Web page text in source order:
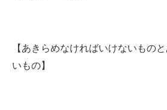
【あきらめなければいけないもの
いもの】